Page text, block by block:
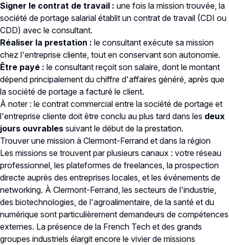
Signer le contrat de travail : une fois la mission trouvée, la
société de portage salarial établit un contrat de travail (CDI ou
CDD) avec le consultant.
Réaliser la prestation : le consultant exécute sa mission
chez l'entreprise cliente, tout en conservant son autonomie.
Être payé : le consultant reçoit son salaire, dont le montant
dépend principalement du chiffre d'affaires généré, après que
la société de portage a facturé le client.
À noter : le contrat commercial entre la société de portage et
l'entreprise cliente doit être conclu au plus tard dans les deux
jours ouvrables suivant le début de la prestation.
Trouver une mission à Clermont-Ferrand et dans la région
Les missions se trouvent par plusieurs canaux : votre réseau
professionnel, les plateformes de freelances, la prospection
directe auprès des entreprises locales, et les événements de
networking. À Clermont-Ferrand, les secteurs de l'industrie,
des biotechnologies, de l'agroalimentaire, de la santé et du
numérique sont particulièrement demandeurs de compétences
externes. La présence de la French Tech et des grands
groupes industriels élargit encore le vivier de missions